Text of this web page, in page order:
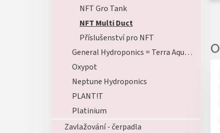
NFT Gro Tank
NFT Multi Duct
Příslušenství pro NFT
General Hydroponics = Terra Aquatica
Oxypot
Neptune Hydroponics
PLANT!T
Platinium
Zavlažování - čerpadla